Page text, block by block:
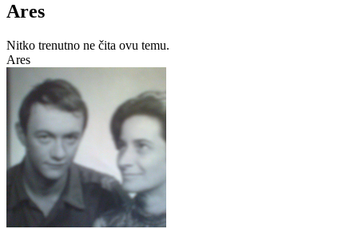
Ares
Nitko trenutno ne čita ovu temu.
Ares